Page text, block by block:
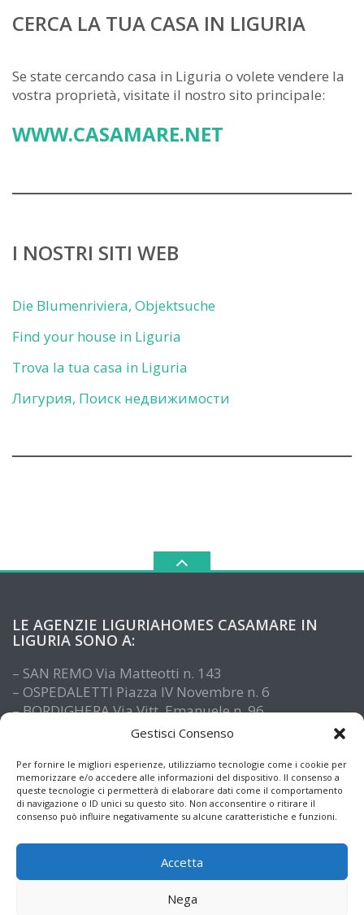
Gestisci Consenso
Per fornire le migliori esperienze, utilizziamo tecnologie come i cookie per
memorizzare e/o accedere alle informazioni del dispositivo. Il consenso a
queste tecnologie ci permetterà di elaborare dati come il comportamento
di navigazione o ID unici su questo sito. Non acconsentire o ritirare il
consenso può influire negativamente su alcune caratteristiche e funzioni.
Accetta
Nega
CERCA LA TUA CASA IN LIGURIA
Se state cercando casa in Liguria o volete vendere la
vostra proprietà, visitate il nostro sito principale:
WWW.CASAMARE.NET
I NOSTRI SITI WEB
Die Blumenriviera, Objektsuche
Find your house in Liguria
Trova la tua casa in Liguria
Лигурия, Поиск недвижимости
LE AGENZIE LIGURIAHOMES CASAMARE IN
LIGURIA SONO A:
– SAN REMO Via Matteotti n. 143
– OSPEDALETTI Piazza IV Novembre n. 6
– BORDIGHERA Via Vitt. Emanuele n. 96
– IMPERIA Piazza De Amicis n. 15
– ALASSIO Via XX Settembre n. 61